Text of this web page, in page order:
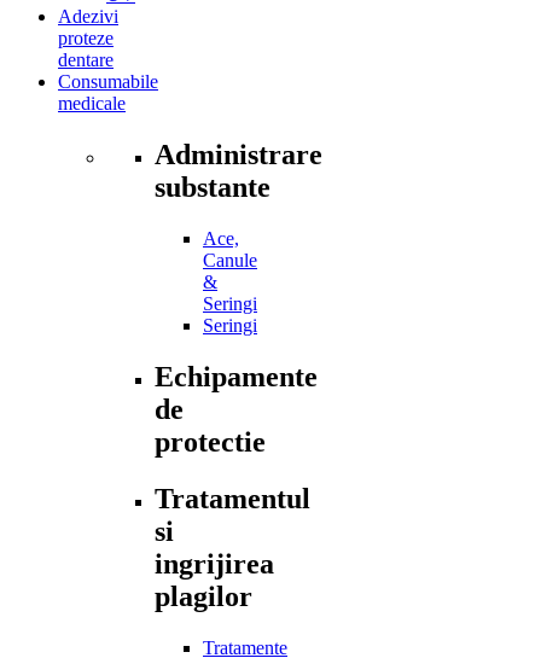
Adezivi
proteze
dentare
Consumabile
medicale
Administrare
substante
Ace,
Canule
&
Seringi
Seringi
Echipamente
de
protectie
Tratamentul
si
ingrijirea
plagilor
Tratamente